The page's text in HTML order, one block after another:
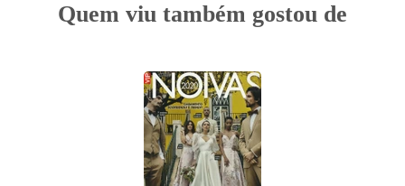
Quem viu também gostou de